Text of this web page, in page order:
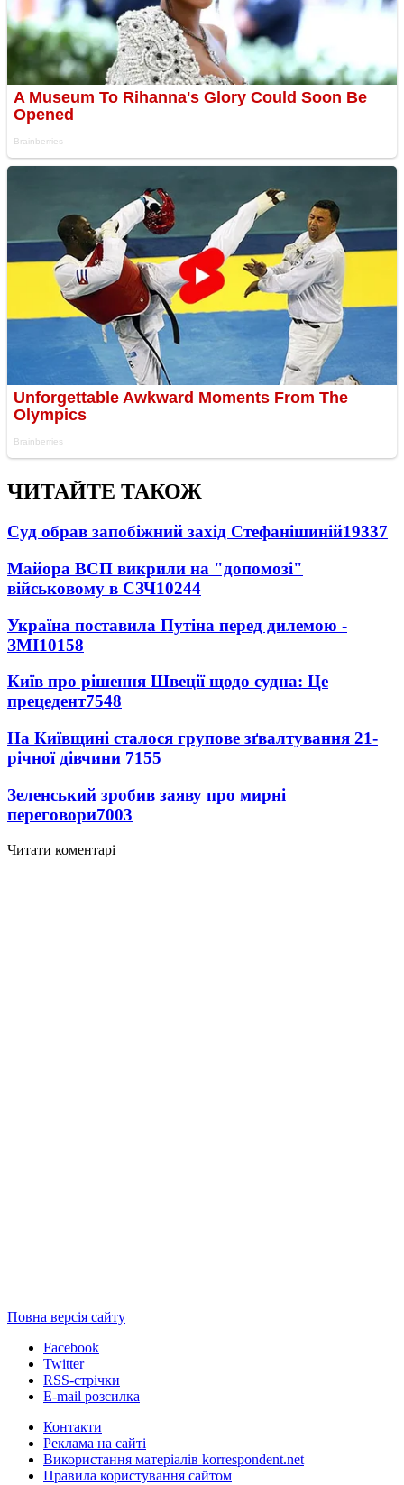
ЧИТАЙТЕ ТАКОЖ
Суд обрав запобіжний захід Стефанішиній19337
Майора ВСП викрили на "допомозі"
військовому в СЗЧ10244
Україна поставила Путіна перед дилемою -
ЗМІ10158
Київ про рішення Швеції щодо судна: Це
прецедент7548
На Київщині сталося групове зґвалтування 21-
річної дівчини 7155
Зеленський зробив заяву про мирні
переговори7003
Читати коментарі
Повна версія сайту
Facebook
Twitter
RSS-стрічки
E-mail розсилка
Контакти
Реклама на сайті
Використання матеріалів korrespondent.net
Правила користування сайтом